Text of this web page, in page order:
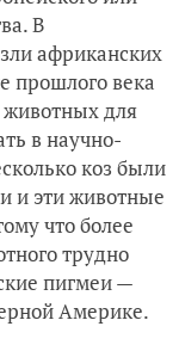
В
африканских
прошлого века
животных для
в научно-
коз были
и эти животные
что более
трудно
пигмеи —
Америке.